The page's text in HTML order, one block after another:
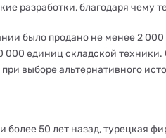
разработки, благодаря чему
было продано не менее 2
000 единиц складской
выборе альтернативного
50 лет назад, турецкая